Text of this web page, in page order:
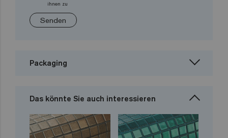
ihnen zu
Senden
Packaging
Das könnte Sie auch interessieren